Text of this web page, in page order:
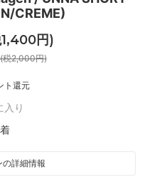
CREME)
円)
2,000円)
ト還元
入り
詳細情報